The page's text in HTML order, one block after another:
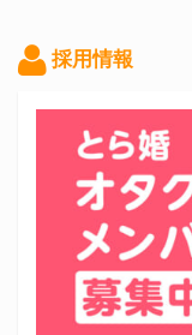
採用情報